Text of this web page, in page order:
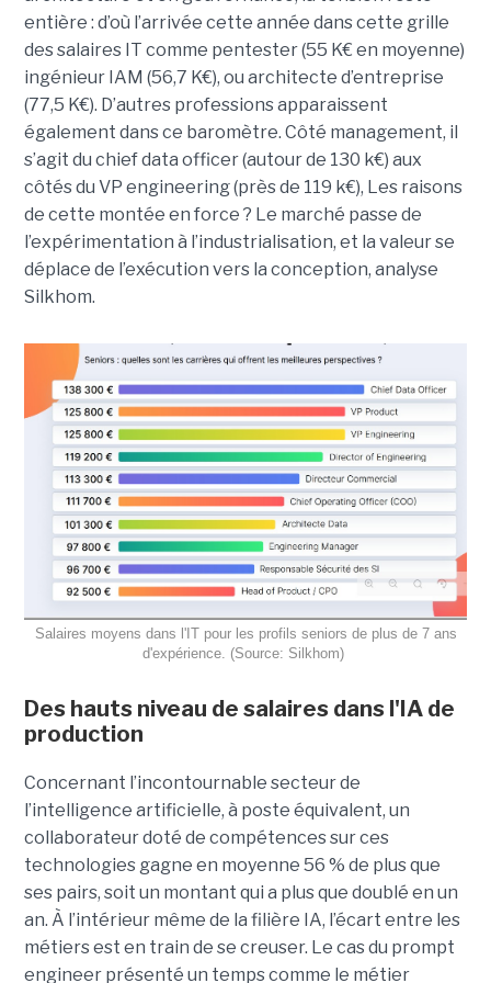
entière : d’où l’arrivée cette année dans cette grille
des salaires IT comme pentester (55 K€ en moyenne)
ingénieur IAM (56,7 K€), ou architecte d’entreprise
(77,5 K€). D’autres professions apparaissent
également dans ce baromètre. Côté management, il
s’agit du chief data officer (autour de 130 k€) aux
côtés du VP engineering (près de 119 k€), Les raisons
de cette montée en force ? Le marché passe de
l’expérimentation à l’industrialisation, et la valeur se
déplace de l’exécution vers la conception, analyse
Silkhom.
Salaires moyens dans l'IT pour les profils seniors de plus de 7 ans
d'expérience. (Source: Silkhom)
Des hauts niveau de salaires dans l'IA de
production
Concernant l’incontournable secteur de
l’intelligence artificielle, à poste équivalent, un
collaborateur doté de compétences sur ces
technologies gagne en moyenne 56 % de plus que
ses pairs, soit un montant qui a plus que doublé en un
an. À l’intérieur même de la filière IA, l’écart entre les
métiers est en train de se creuser. Le cas du prompt
engineer présenté un temps comme le métier